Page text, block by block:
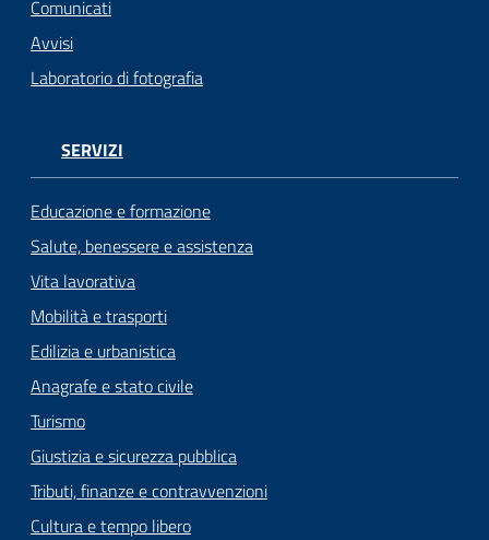
Comunicati
Avvisi
Laboratorio di fotografia
SERVIZI
Educazione e formazione
Salute, benessere e assistenza
Vita lavorativa
Mobilità e trasporti
Edilizia e urbanistica
Anagrafe e stato civile
Turismo
Giustizia e sicurezza pubblica
Tributi, finanze e contravvenzioni
Cultura e tempo libero